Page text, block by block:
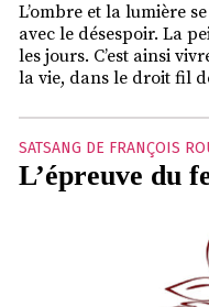
L’ombre et la lumière
avec le désespoir. La
les jours. C’est ainsi
la vie, dans le droit fil
SATSANG DE FRANÇOIS
L’épreuve du